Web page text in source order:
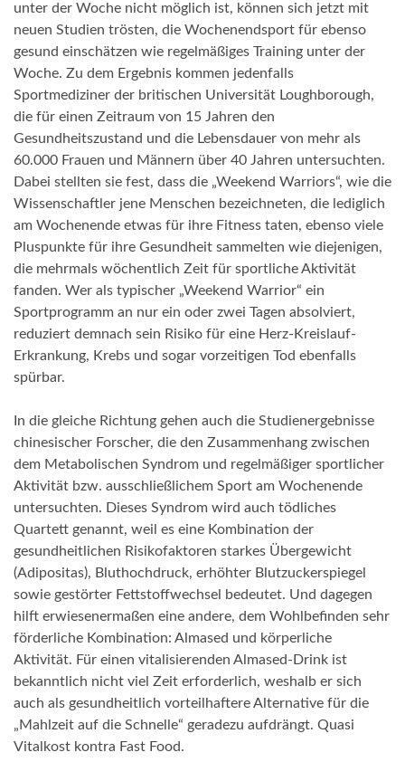
unter der Woche nicht möglich ist, können sich jetzt mit
neuen Studien trösten, die Wochenendsport für ebenso
gesund einschätzen wie regelmäßiges Training unter der
Woche. Zu dem Ergebnis kommen jedenfalls
Sportmediziner der britischen Universität Loughborough,
die für einen Zeitraum von 15 Jahren den
Gesundheitszustand und die Lebensdauer von mehr als
60.000 Frauen und Männern über 40 Jahren untersuchten.
Dabei stellten sie fest, dass die „Weekend Warriors“, wie die
Wissenschaftler jene Menschen bezeichneten, die lediglich
am Wochenende etwas für ihre Fitness taten, ebenso viele
Pluspunkte für ihre Gesundheit sammelten wie diejenigen,
die mehrmals wöchentlich Zeit für sportliche Aktivität
fanden. Wer als typischer „Weekend Warrior“ ein
Sportprogramm an nur ein oder zwei Tagen absolviert,
reduziert demnach sein Risiko für eine Herz-Kreislauf-
Erkrankung, Krebs und sogar vorzeitigen Tod ebenfalls
spürbar.
In die gleiche Richtung gehen auch die Studienergebnisse
chinesischer Forscher, die den Zusammenhang zwischen
dem Metabolischen Syndrom und regelmäßiger sportlicher
Aktivität bzw. ausschließlichem Sport am Wochenende
untersuchten. Dieses Syndrom wird auch tödliches
Quartett genannt, weil es eine Kombination der
gesundheitlichen Risikofaktoren starkes Übergewicht
(Adipositas), Bluthochdruck, erhöhter Blutzuckerspiegel
sowie gestörter Fettstoffwechsel bedeutet. Und dagegen
hilft erwiesenermaßen eine andere, dem Wohlbefinden sehr
förderliche Kombination: Almased und körperliche
Aktivität. Für einen vitalisierenden Almased-Drink ist
bekanntlich nicht viel Zeit erforderlich, weshalb er sich
auch als gesundheitlich vorteilhaftere Alternative für die
„Mahlzeit auf die Schnelle“ geradezu aufdrängt. Quasi
Vitalkost kontra Fast Food.